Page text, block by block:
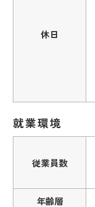
休日
就業環境
従業員数
年齢層